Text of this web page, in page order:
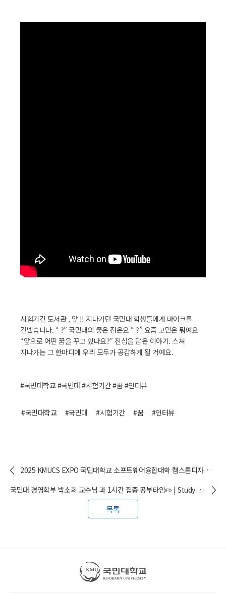
시험기간 도서관 , 앞 !! 지나가던 국민대 학생들에게 마이크를
건넸습니다. “ ?” 국민대의 좋은 점은요 “ ?” 요즘 고민은 뭐예요
“앞으로 어떤 꿈을 꾸고 있나요?” 진심을 담은 이야기. 스쳐
지나가는 그 한마디에 우리 모두가 공감하게 될 거예요.
#국민대학교 #국민대 #시험기간#꿈 #인터뷰
#국민대학교 #국민대 #시험기간 #꿈 #인터뷰
2025 KMUCS EXPO 국민대학교 소프트웨어융합대학 캡스톤디자인 졸업작품 전시회!
국민대 경영학부 박소희 교수님 과 1시간 집중 공부타임✏️ | Study With KMU
목록
국민대학교